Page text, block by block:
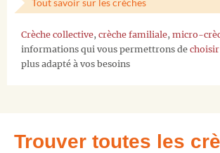
Crèche collective, crèche familiale, micro-
informations qui vous permettrons de
plus adapté à vos besoins
Trouver toutes les